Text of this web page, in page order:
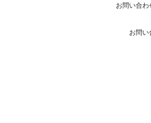
お問い合
お問い